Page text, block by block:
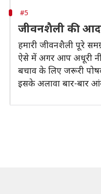
#5
जीवनशैली की
हमारी जीवनशैली पूरे
ऐसे में अगर आप अधूरी
बचाव के लिए जरूरी
इसके अलावा बार-बार